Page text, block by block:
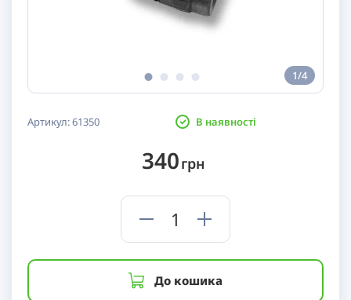
1/4
Артикул:61350 В наявності
340грн
До кошика